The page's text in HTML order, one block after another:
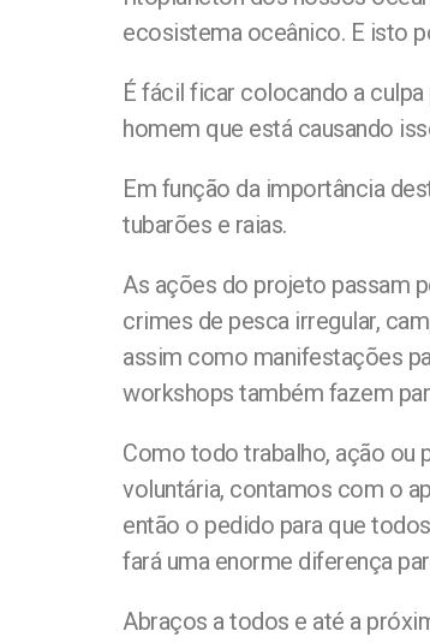
ecosistema oceânico. E isto
É fácil ficar colocando a
homem que está causando
Em função da importância
tubarões e raias.
As ações do projeto passam
crimes de pesca irregular,
assim como manifestações
workshops também fazem
Como todo trabalho, ação ou
voluntária, contamos com o
então o pedido para que
fará uma enorme diferença
Abraços a todos e até a